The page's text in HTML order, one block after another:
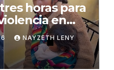
horas para
en
NAYZETH LENY